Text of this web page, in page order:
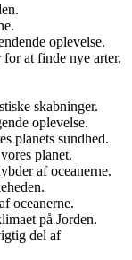
oplevelse.
for at finde nye arter.
skabninger.
oplevelse.
planets sundhed.
planet.
af oceanerne.
oceanerne.
på Jorden.
del af